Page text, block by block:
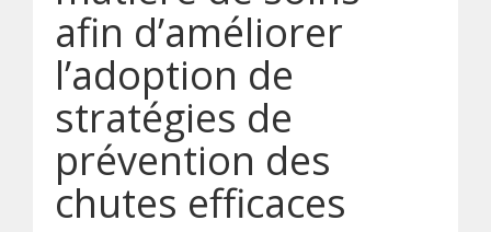
afin d’améliorer
l’adoption de
stratégies de
prévention des
chutes efficaces